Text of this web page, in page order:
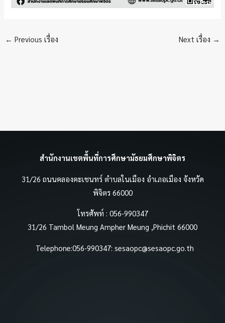
← Previous เรื่อง Next เรื่อง →
สำนักงานเขตพื้นที่การศึกษามัธยมศึกษาพิจิตร
31/26 ถนนคลองคะเชนทร์ ตำบลในเมือง อำเภอเมือง จังหวัด
พิจิตร 66000
โทรศัพท์ : 056-990347
31/26 Tambol Meung Ampher Meung ,Phichit 66000
Telephone:056-990347: sesaopc@sesaopc.go.th